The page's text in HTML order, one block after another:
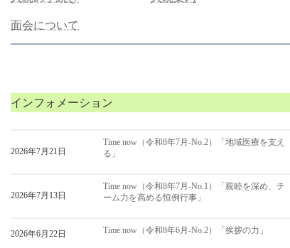
面会について
インフォメーション
2026年7月21日
Time now（令和8年7月-No.2）「地域医療を支え
る」
2026年7月13日
Time now（令和8年7月-No.1）「親睦を深め、チ
ーム力を高める恒例行事」
2026年6月22日 Time now（令和8年6月-No.2）「挨拶の力」